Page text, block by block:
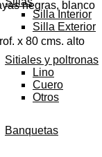
Silla Interior
Silla Exterior
Sitiales y poltronas
Lino
Cuero
Otros
Banquetas
negras, blanco
x 80 cms. alto